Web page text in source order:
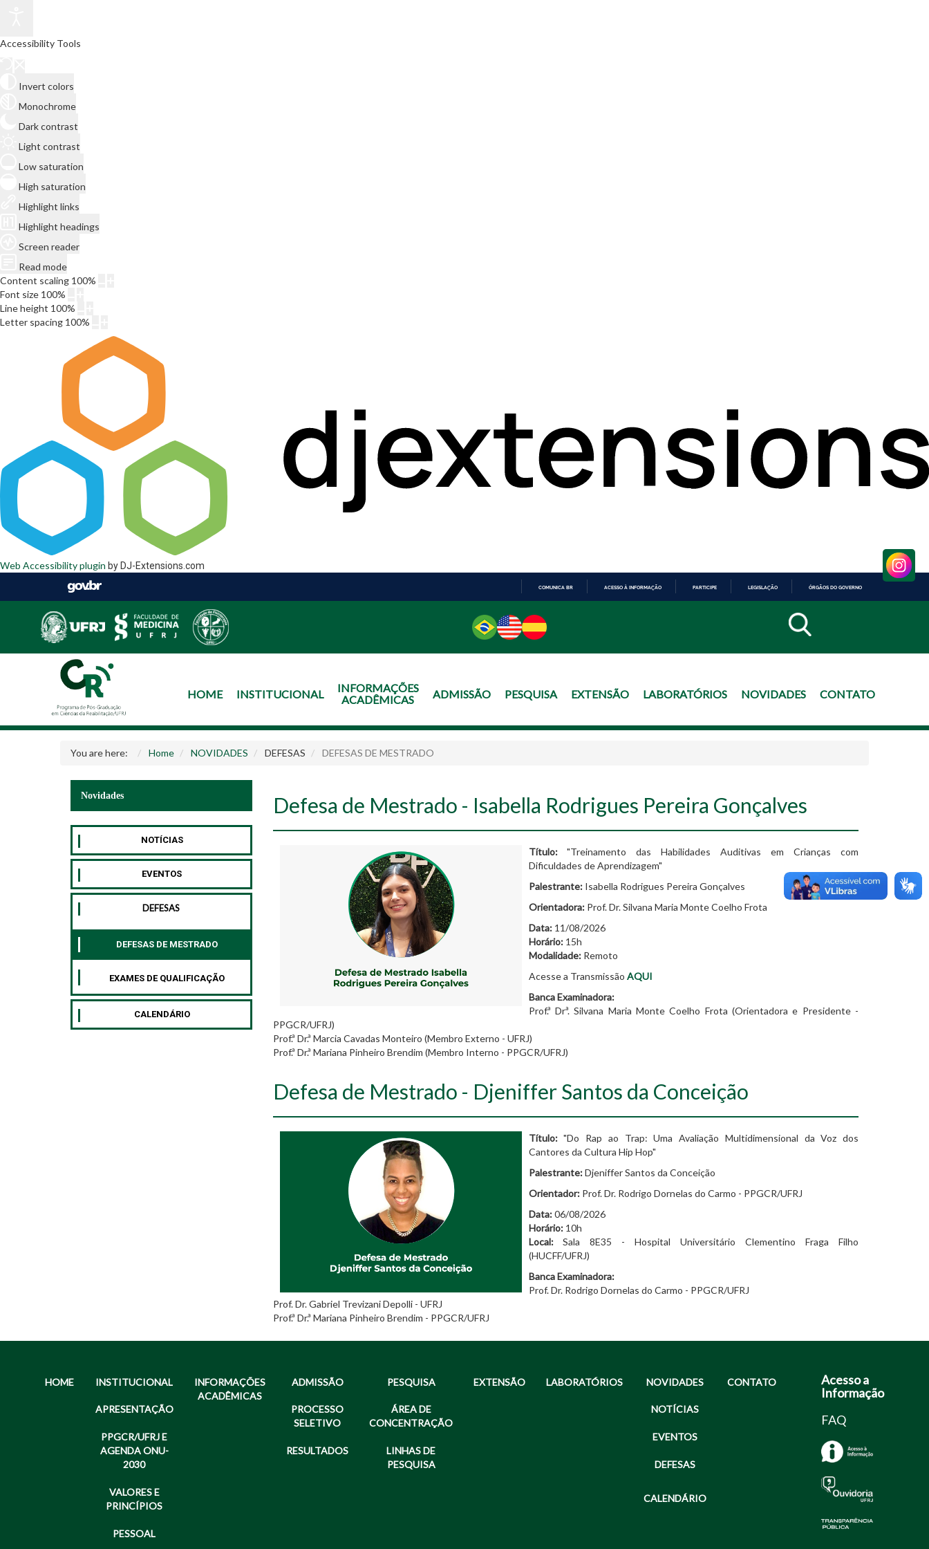
Accessibility Tools
Invert colors
Monochrome
Dark contrast
Light contrast
Low saturation
High saturation
Highlight links
Highlight headings
Screen reader
Read mode
Content scaling 100%
Font size 100%
Line height 100%
Letter spacing 100%
Web Accessibility plugin by DJ-Extensions.com
PARA
CONTEÚDO
COMUNICA BR ACESSO À INFORMAÇÃO PARTICIPE LEGISLAÇÃO ÓRGÃOS DO GOVERNO
HOME INSTITUCIONAL
INFORMAÇÕES
ACADÊMICAS
ADMISSÃO PESQUISA EXTENSÃO LABORATÓRIOS NOVIDADES CONTATO
You are here: Home NOVIDADES DEFESAS DEFESAS DE MESTRADO
Novidades
NOTÍCIAS
EVENTOS
DEFESAS
DEFESAS DE MESTRADO
EXAMES DE QUALIFICAÇÃO
CALENDÁRIO
Defesa de Mestrado - Isabella Rodrigues Pereira Gonçalves
Título:"Treinamento das Habilidades Auditivas em Crianças com
Dificuldades de Aprendizagem"
Palestrante:Isabella Rodrigues Pereira Gonçalves
Orientadora:Prof. Dr. Silvana Maria Monte Coelho Frota
Data:11/08/2026
Horário:15h
Modalidade:Remoto
Acesse a Transmissão AQUI
Banca Examinadora:
Prof.ª Drª. Silvana Maria Monte Coelho Frota (Orientadora e Presidente -
PPGCR/UFRJ)
Prof.ª Dr.ª Marcia Cavadas Monteiro (Membro Externo - UFRJ)
Prof.ª Dr.ª Mariana Pinheiro Brendim (Membro Interno - PPGCR/UFRJ)
Defesa de Mestrado - Djeniffer Santos da Conceição
Título:"Do Rap ao Trap: Uma Avaliação Multidimensional da Voz dos
Cantores da Cultura Hip Hop"
Palestrante:Djeniffer Santos da Conceição
Orientador:Prof. Dr. Rodrigo Dornelas do Carmo - PPGCR/UFRJ
Data:06/08/2026
Horário:10h
Local:Sala 8E35 - Hospital Universitário Clementino Fraga Filho
(HUCFF/UFRJ)
Banca Examinadora:
Prof. Dr. Rodrigo Dornelas do Carmo - PPGCR/UFRJ
Prof. Dr. Gabriel Trevizani Depolli - UFRJ
Prof.ª Dr.ª Mariana Pinheiro Brendim - PPGCR/UFRJ
HOME INSTITUCIONAL
APRESENTAÇÃO
PPGCR/UFRJ E
AGENDA ONU-
2030
VALORES E
PRINCÍPIOS
PESSOAL
INFORMAÇÕES
ACADÊMICAS
ADMISSÃO
PROCESSO
SELETIVO
RESULTADOS
PESQUISA
ÁREA DE
CONCENTRAÇÃO
LINHAS DE
PESQUISA
EXTENSÃO LABORATÓRIOS NOVIDADES
NOTÍCIAS
EVENTOS
DEFESAS
CALENDÁRIO
CONTATO
Acesso a
Informação
FAQ